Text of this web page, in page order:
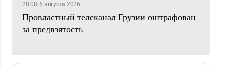
20:08, 6 августа 2026
Провластный телеканал Грузии оштрафован
за предвзятость